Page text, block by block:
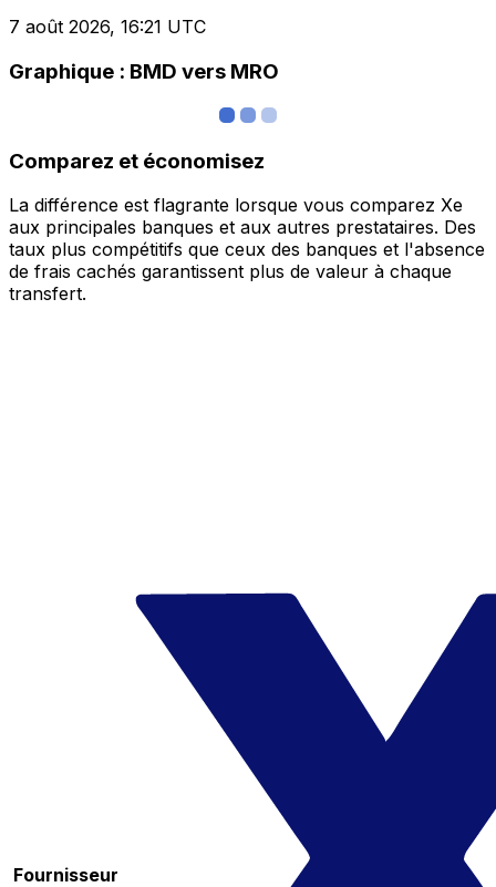
7 août 2026, 16:21 UTC
Graphique : BMD vers MRO
Comparez et économisez
La différence est flagrante lorsque vous comparez Xe
aux principales banques et aux autres prestataires. Des
taux plus compétitifs que ceux des banques et l'absence
de frais cachés garantissent plus de valeur à chaque
transfert.
Fournisseur